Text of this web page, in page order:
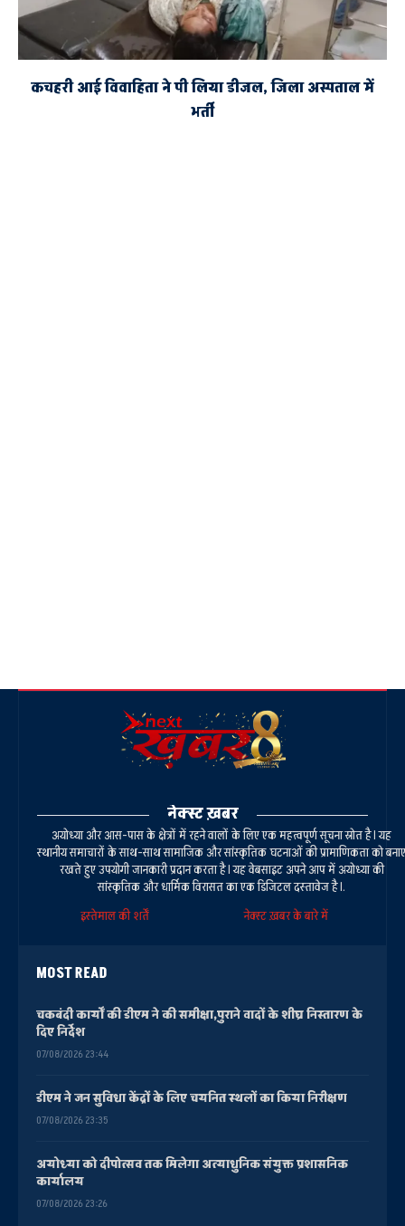
कचहरी आई विवाहिता ने पी लिया डीजल, जिला अस्पताल में
भर्ती
नेक्स्ट ख़बर
अयोध्या और आस-पास के क्षेत्रों में रहने वालों के लिए एक महत्वपूर्ण सूचना स्रोत है। यह
स्थानीय समाचारों के साथ-साथ सामाजिक और सांस्कृतिक घटनाओं की प्रामाणिकता को बनाए
रखते हुए उपयोगी जानकारी प्रदान करता है। यह वेबसाइट अपने आप में अयोध्या की
सांस्कृतिक और धार्मिक विरासत का एक डिजिटल दस्तावेज है।.
इस्तेमाल की शर्तें
नेक्स्ट ख़बर के बारे में
MOST READ
चकबंदी कार्यों की डीएम ने की समीक्षा,पुराने वादों के शीघ्र निस्तारण के
दिए निर्देश
07/08/2026 23:44
डीएम ने जन सुविधा केंद्रों के लिए चयनित स्थलों का किया निरीक्षण
07/08/2026 23:35
अयोध्या को दीपोत्सव तक मिलेगा अत्याधुनिक संयुक्त प्रशासनिक
कार्यालय
07/08/2026 23:26